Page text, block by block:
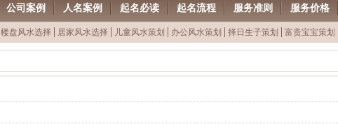
公司案例 人名案例 起名必读 起名流程 服务准则 服务价格
楼盘风水选择 居家风水选择 儿童风水策划 办公风水策划 择日生子策划 富贵宝宝策划